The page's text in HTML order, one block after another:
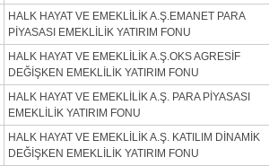
HALK HAYAT VE EMEKLİLİK A.Ş.EMANET PARA
PİYASASI EMEKLİLİK YATIRIM FONU
HALK HAYAT VE EMEKLİLİK A.Ş.OKS AGRESİF
DEĞİŞKEN EMEKLİLİK YATIRIM FONU
HALK HAYAT VE EMEKLİLİK A.Ş. PARA PİYASASI
EMEKLİLİK YATIRIM FONU
HALK HAYAT VE EMEKLİLİK A.Ş. KATILIM DİNAMİK
DEĞİŞKEN EMEKLİLİK YATIRIM FONU